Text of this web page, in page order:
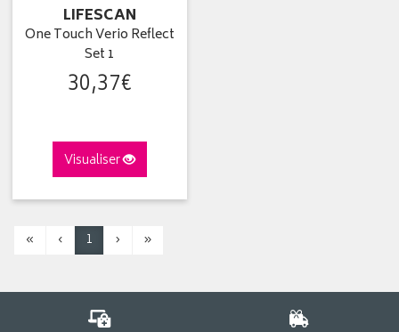
LIFESCAN
One Touch Verio Reflect
Set 1
30,37€
Visualiser
« ‹ 1 › »